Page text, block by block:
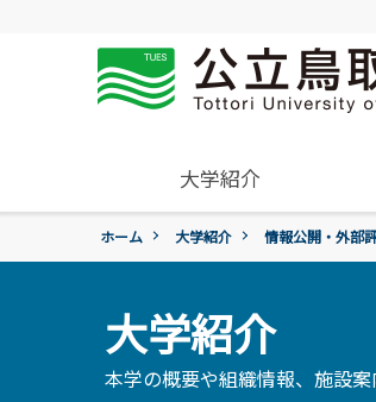
大学紹介
概要
学章、シンボルマーク
国際交流センター
学年暦
環境学部
地域と関りな
入試過去問題の公開
令和9
学生住居
アルバイトの紹介
就職活動について
受験生
ホーム 大学紹介 情報公開・外部
大学紹介
本学の概要や組織情報、施設案